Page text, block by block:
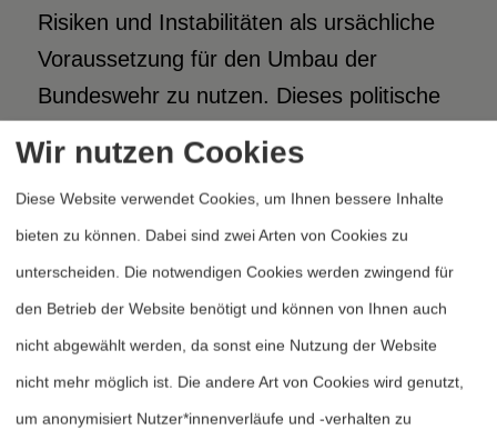
Risiken und Instabilitäten als ursächliche
Voraussetzung für den Umbau der
Bundeswehr zu nutzen. Dieses politische
Washington entworfen und in kürzester
Zeit in Bonn rezipiert.
Bekannt wurde der Wandel durch eine
Untersuchung der RAND Corporation, ob
die deutschen Eliten die Umwandlung der
NATO mit tragen würden. Das Ergebnis
war signifikant. Hier einige Daten zur
Wir nutzen Cookies
Diese Website verwendet Cookies, um Ihnen bessere Inhalte
bieten zu können. Dabei sind zwei Arten von Cookies zu
unterscheiden. Die notwendigen Cookies werden zwingend für
den Betrieb der Website benötigt und können von Ihnen auch
nicht abgewählt werden, da sonst eine Nutzung der Website
nicht mehr möglich ist. Die andere Art von Cookies wird genutzt,
um anonymisiert Nutzer*innenverläufe und -verhalten zu